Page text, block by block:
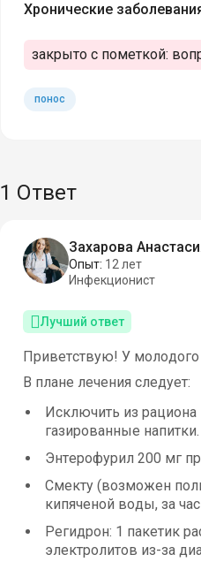
Хронические
закрыто с пометкой:
понос
1 Ответ
Захарова
Опыт: 12 лет
Инфекционист
Лучший ответ
Приветствую! У
В плане лечения следует:
Исключить из
газированные напитки.
Энтерофурил 200 мг
Смекту (возможен
кипяченой воды, за
Регидрон: 1 пакетик
электролитов из-за